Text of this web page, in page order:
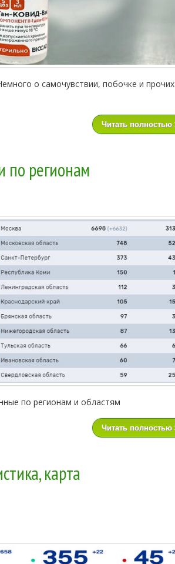
о самочувствии, побочке и прочих
Читать полностью
по регионам
по регионам и областям
Читать полностью
карта